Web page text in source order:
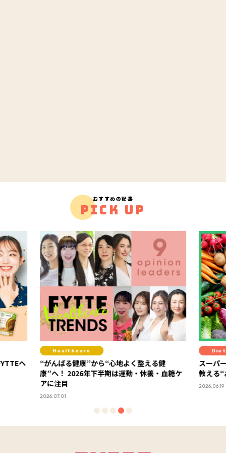
おすすめの記事
PICK UP
ヘ
Healthcare
“がんばる健康”から“心地よく整える健
康”へ！ 2026年下半期は運動・休養・血糖ケ
アに注目
2026.07.01
Diet
スーパ
教える
2026.06.19